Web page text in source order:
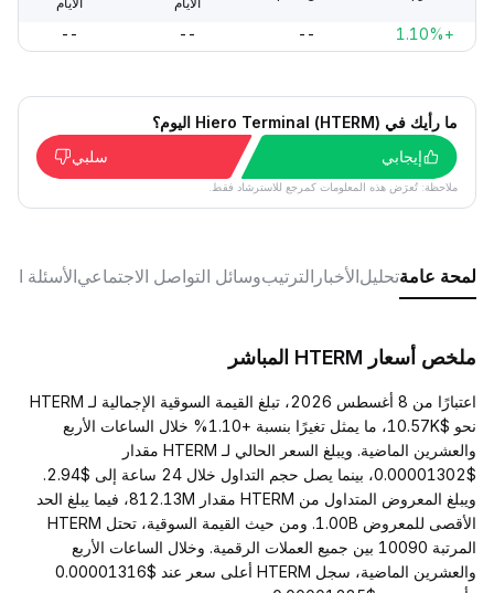
+1.10%
--
--
--
ما رأيك في Hiero Terminal (HTERM) اليوم؟
إيجابي
سلبي
ملاحظة: تُعرَض هذه المعلومات كمرجع للاسترشاد فقط.
لمحة عامةتحليلالأخبار الترتيبوسائل التواصل الاجتماعيالأسئلة
ملخص أسعار HTERM المباشر
اعتبارًا من 8 أغسطس 2026، تبلغ القيمة السوقية الإجمالية لـ HTERM
نحو $10.57K، ما يمثل تغيرًا بنسبة +1.10% خلال الساعات الأربع
والعشرين الماضية. ويبلغ السعر الحالي لـ HTERM مقدار
$0.00001302، بينما يصل حجم التداول خلال 24 ساعة إلى $2.94.
ويبلغ المعروض المتداول من HTERM مقدار 812.13M، فيما يبلغ الحد
الأقصى للمعروض 1.00B. ومن حيث القيمة السوقية، تحتل HTERM
المرتبة 10090 بين جميع العملات الرقمية. وخلال الساعات الأربع
والعشرين الماضية، سجل HTERM أعلى سعر عند $0.00001316